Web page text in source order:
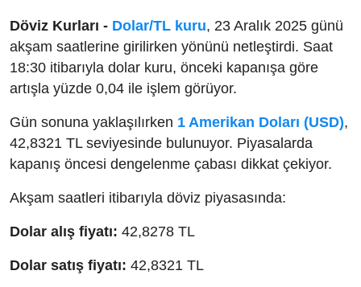
Döviz Kurları - Dolar/TL kuru, 23 Aralık 2025 günü
akşam saatlerine girilirken yönünü netleştirdi. Saat
18:30 itibarıyla dolar kuru, önceki kapanışa göre
artışla yüzde 0,04 ile işlem görüyor.
Gün sonuna yaklaşılırken 1 Amerikan Doları (USD),
42,8321 TL seviyesinde bulunuyor. Piyasalarda
kapanış öncesi dengelenme çabası dikkat çekiyor.
Akşam saatleri itibarıyla döviz piyasasında:
Dolar alış fiyatı: 42,8278 TL
Dolar satış fiyatı: 42,8321 TL